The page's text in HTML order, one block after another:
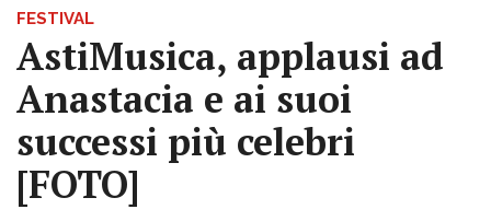
FESTIVAL
AstiMusica, applausi ad
Anastacia e ai suoi
successi più celebri
[FOTO]